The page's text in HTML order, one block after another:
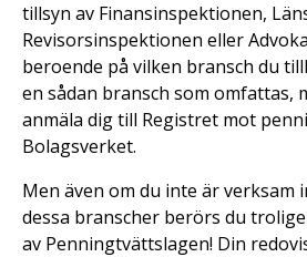
tillsyn av Finansinspektionen,
Revisorsinspektionen eller
beroende på vilken bransch du
en sådan bransch som omfattas,
anmäla dig till Registret mot
Bolagsverket.
Men även om du inte är verksam
dessa branscher berörs du
av Penningtvättslagen! Din